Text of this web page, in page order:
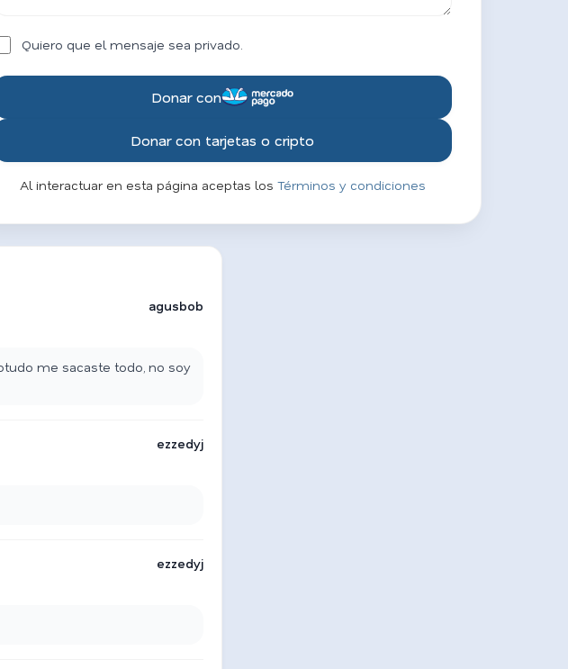
Quiero que el mensaje sea privado.
Donar con
Donar con tarjetas o cripto
Al interactuar en esta página aceptas los Términos y condiciones
agusbob
me sacaste todo, no soy
ezzedyj
ezzedyj